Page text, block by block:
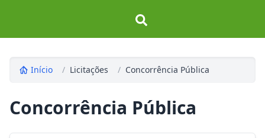
Início / Licitações / Concorrência Pública
Concorrência Pública